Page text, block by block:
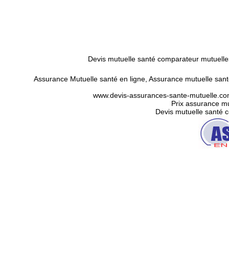
Assurance Mutuelle santé en ligne, Assurance mutuelle
www.devis-assurances-sante-
Prix assurance
Devis mutuelle santé
Devis mutuelle santé comparateur